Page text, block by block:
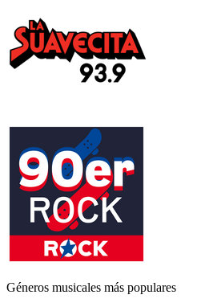
Géneros musicales más populares